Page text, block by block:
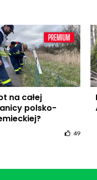
na całej
polsko-
49